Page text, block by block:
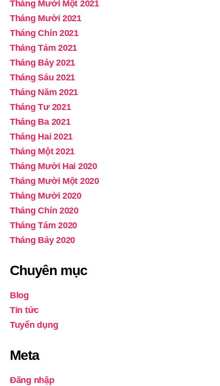
Tháng Mười Một 2021
Tháng Mười 2021
Tháng Chín 2021
Tháng Tám 2021
Tháng Bảy 2021
Tháng Sáu 2021
Tháng Năm 2021
Tháng Tư 2021
Tháng Ba 2021
Tháng Hai 2021
Tháng Một 2021
Tháng Mười Hai 2020
Tháng Mười Một 2020
Tháng Mười 2020
Tháng Chín 2020
Tháng Tám 2020
Tháng Bảy 2020
Chuyên mục
Blog
Tin tức
Tuyển dụng
Meta
Đăng nhập